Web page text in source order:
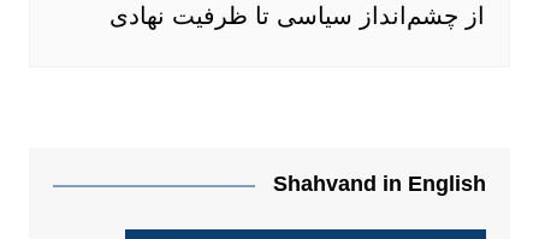
از چشم‌انداز سیاسی تا ظرفیت نهادی
Shahvand in English